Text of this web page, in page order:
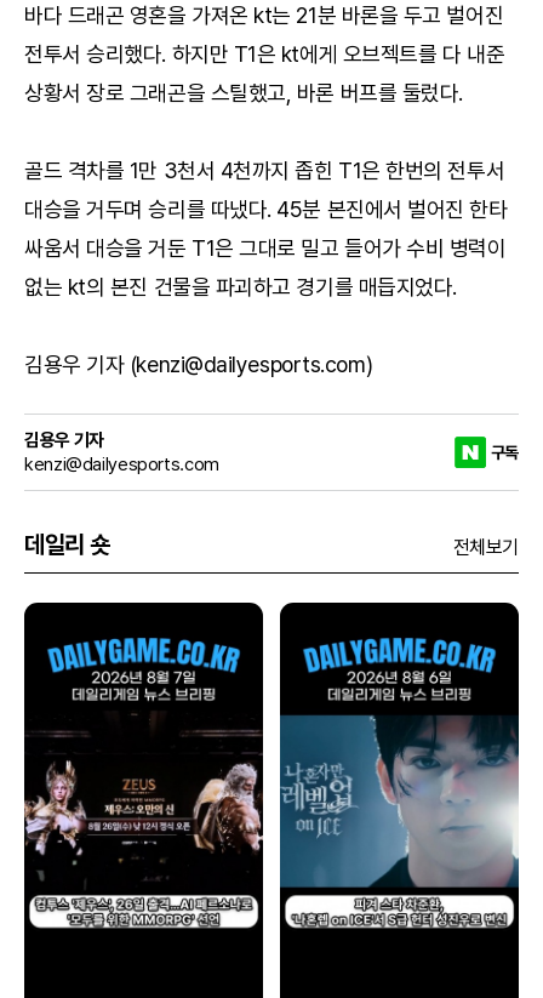
바다 드래곤 영혼을 가져온 kt는 21분 바론을 두고 벌어진
전투서 승리했다. 하지만 T1은 kt에게 오브젝트를 다 내준
상황서 장로 그래곤을 스틸했고, 바론 버프를 둘렀다.
골드 격차를 1만 3천서 4천까지 좁힌 T1은 한번의 전투서
대승을 거두며 승리를 따냈다. 45분 본진에서 벌어진 한타
싸움서 대승을 거둔 T1은 그대로 밀고 들어가 수비 병력이
없는 kt의 본진 건물을 파괴하고 경기를 매듭지었다.
김용우 기자 (kenzi@dailyesports.com)
김용우 기자
kenzi@dailyesports.com
구독
데일리 숏 전체보기